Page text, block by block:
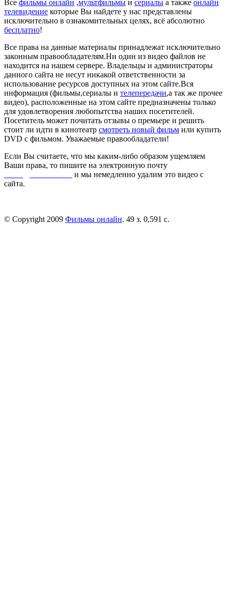
Все фильмы онлайн ,мультфильмы и сериалы а также онлайн
телевидение которые Вы найдете у нас представлены
исключительно в ознакомительных целях, всё абсолютно
бесплатно!
Все права на данные материалы принадлежат исключительно
законным правообладателям.Ни один из видео файлов не
находится на нашем сервере. Владельцы и администраторы
данного сайта не несут никакой ответственности за
использование ресурсов доступных на этом сайте.Вся
информация (фильмы,сериалы и телепередачи,а так же прочее
видео), расположенные на этом сайте предназначены только
для удовлетворения любопытства наших посетителей.
Посетитель может почитать отзывы о премьере и решить
стоит ли идти в кинотеатр смотреть новый фильм или купить
DVD с фильмом. Уважаемые правообладатели!
Если Вы считаете, что мы каким-либо образом ущемляем
Ваши права, то пишите на электронную почту
и мы немедленно удалим это видео с
сайта.
© Copyright 2009 Фильмы онлайн. 49 з. 0,591 с.